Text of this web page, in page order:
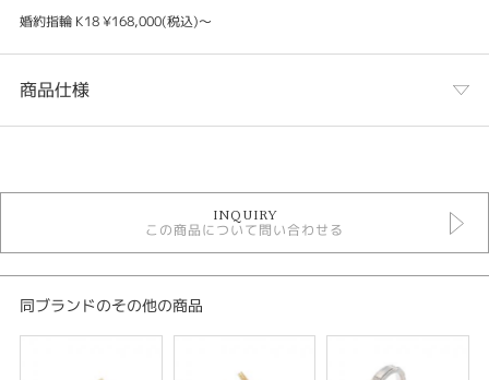
婚約指輪 K18 ¥168,000(税込)〜
商品仕様
婚約指輪
CHER LUV ＞ 婚約指輪
デザイン
INQUIRY
この商品について問い合わせる
同ブランドのその他の商品